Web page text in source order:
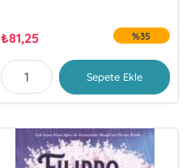
₺81,25 %35
Sepete Ekle